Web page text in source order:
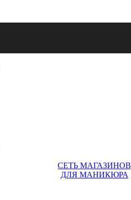
СЕТЬ МАГАЗИНОВ
ДЛЯ МАНИКЮРА